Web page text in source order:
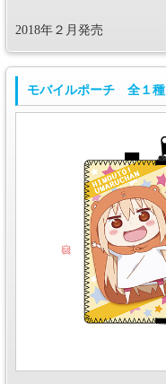
2018年２月発売
モバイルポーチ 全１種